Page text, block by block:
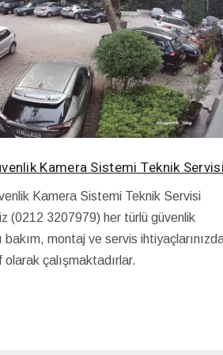
Kamera Sistemi Teknik
Kamera Sistemi Teknik Servisi
(0212 3207979) her türlü güvenlik
bakım, montaj ve servis
olarak çalışmaktadırlar.